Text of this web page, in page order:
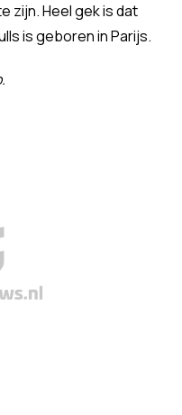
zijn. Heel gek is dat
is geboren in Parijs.